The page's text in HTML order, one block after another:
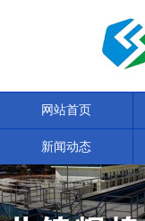
网站首页
新闻动态